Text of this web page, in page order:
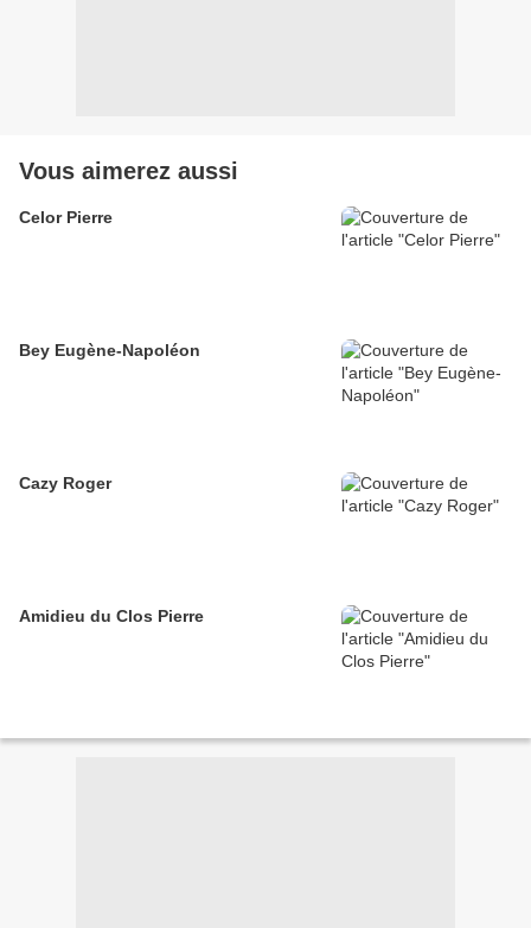
Vous aimerez aussi
Celor Pierre
Bey Eugène-Napoléon
Cazy Roger
Amidieu du Clos Pierre